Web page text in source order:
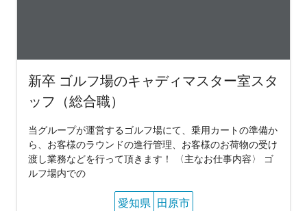
新卒 ゴルフ場のキャディマスター室スタ
ッフ（総合職）
当グループが運営するゴルフ場にて、乗用カートの準備か
ら、お客様のラウンドの進行管理、お客様のお荷物の受け
渡し業務などを行って頂きます！ 〈主なお仕事内容〉 ゴ
ルフ場内での
愛知県 田原市